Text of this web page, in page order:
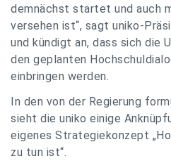
demnächst startet und auch
versehen ist“, sagt uniko-
und kündigt an, dass sich die
den geplanten
einbringen werden.
In den von der Regierung
sieht die uniko einige
eigenes Strategiekonzept
zu tun ist“.